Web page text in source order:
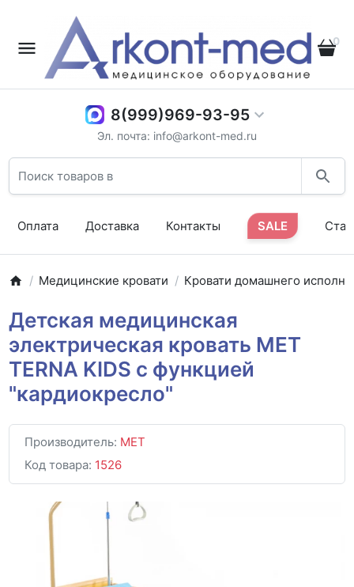
0
8(999)969-93-95
Эл. почта: info@arkont-med.ru
Оплата Доставка Контакты SALE
Медицинские кровати Кровати домашнего
Детская медицинская
электрическая кровать MET
TERNA KIDS с функцией
"кардиокресло"
Производитель: MET
Код товара: 1526